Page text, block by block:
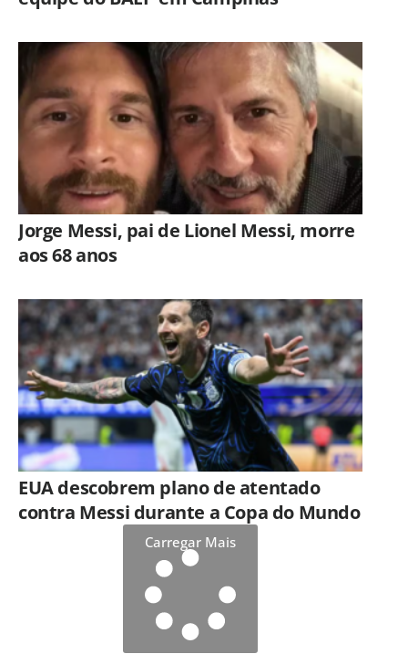
Jorge Messi, pai de Lionel Messi, morre
aos 68 anos
EUA descobrem plano de atentado
contra Messi durante a Copa do Mundo
Carregar Mais